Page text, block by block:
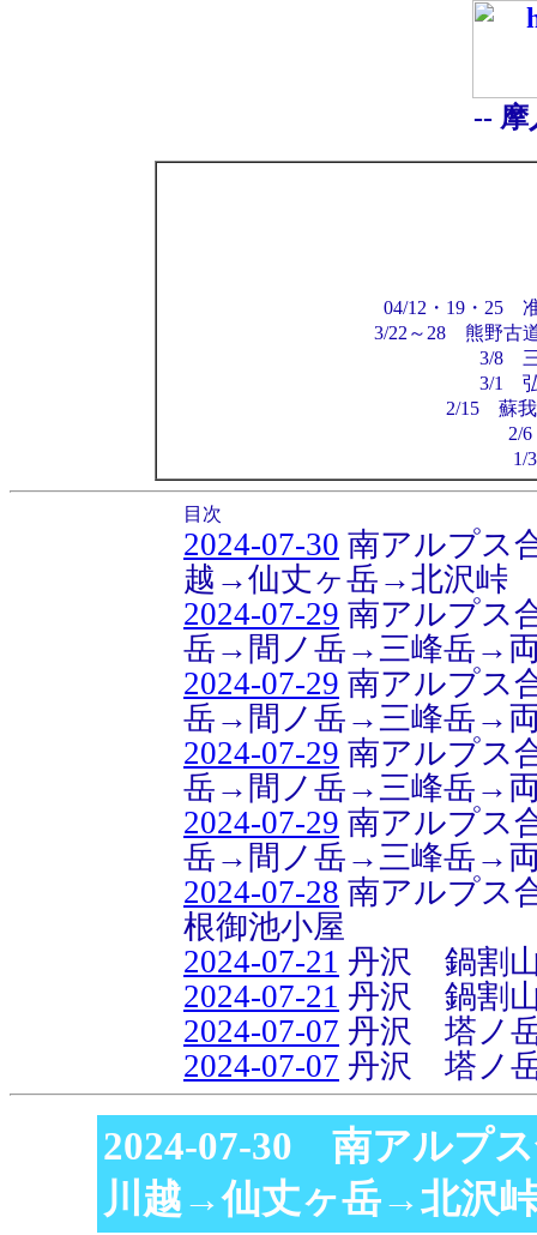
--
04/12・19・25
3/22～28 熊野古
3/8
3/1
2/15 蘇
2/
1/
目次
2024-07-30 南アルプ
越→仙丈ヶ岳→北沢峠
2024-07-29 南アルプ
岳→間ノ岳→三峰岳→
2024-07-29 南アルプ
岳→間ノ岳→三峰岳→
2024-07-29 南アルプ
岳→間ノ岳→三峰岳→
2024-07-29 南アルプ
岳→間ノ岳→三峰岳→
2024-07-28 南アルプ
根御池小屋
2024-07-21 丹沢 鍋割
2024-07-21 丹沢 鍋割
2024-07-07 丹沢 塔ノ
2024-07-07 丹沢 塔ノ
2024-07-30 南アルプ
川越→仙丈ヶ岳→北沢